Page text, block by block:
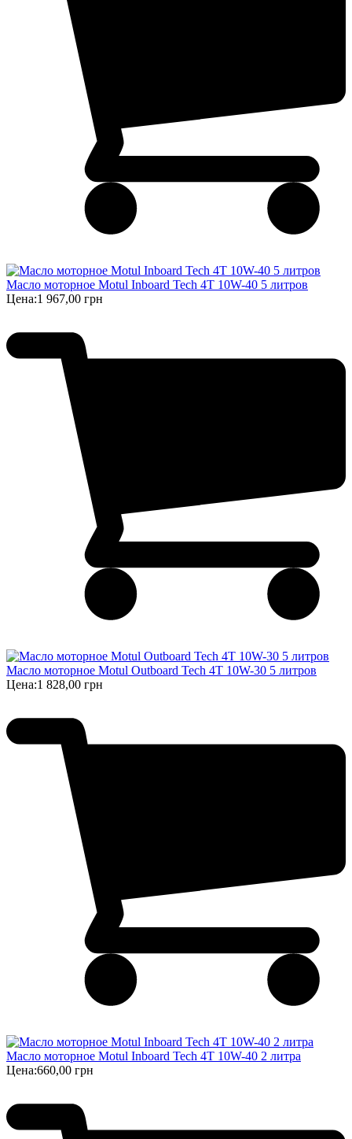
Масло моторное Motul Inboard Tech 4T 10W-40 5 литров
Цена:1 967,00 грн
Масло моторное Motul Outboard Tech 4T 10W-30 5 литров
Цена:1 828,00 грн
Масло моторное Motul Inboard Tech 4T 10W-40 2 литра
Цена:660,00 грн